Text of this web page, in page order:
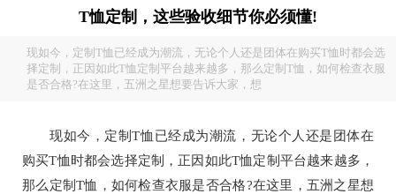
T恤定制，这些验收细节你必须懂!
现如今，定制T恤已经成为潮流，无论个人还是团体在购买T恤时都会选
择定制，正因如此T恤定制平台越来越多，那么定制T恤，如何检查衣服
是否合格?在这里，五洲之星想要告诉大家，想
现如今，定制T恤已经成为潮流，无论个人还是团体在
购买T恤时都会选择定制，正因如此T恤定制平台越来越多，
那么定制T恤，如何检查衣服是否合格?在这里，五洲之星想